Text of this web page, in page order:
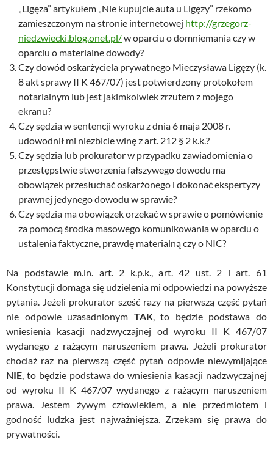
„Ligęza” artykułem „Nie kupujcie auta u Ligęzy” rzekomo
zamieszczonym na stronie internetowej http://grzegorz-
niedzwiecki.blog.onet.pl/w oparciu o domniemania czy w
oparciu o materialne dowody?
Czy dowód oskarżyciela prywatnego Mieczysława Ligęzy (k.
8 akt sprawy II K 467/07) jest potwierdzony protokołem
notarialnym lub jest jakimkolwiek zrzutem z mojego
ekranu?
Czy sędzia w sentencji wyroku z dnia 6 maja 2008 r.
udowodnił mi niezbicie winę z art. 212 § 2 k.k.?
Czy sędzia lub prokurator w przypadku zawiadomienia o
przestępstwie stworzenia fałszywego dowodu ma
obowiązek przesłuchać oskarżonego i dokonać ekspertyzy
prawnej jedynego dowodu w sprawie?
Czy sędzia ma obowiązek orzekać w sprawie o pomówienie
za pomocą środka masowego komunikowania w oparciu o
ustalenia faktyczne, prawdę materialną czy o NIC?
Na podstawie m.in. art. 2 k.p.k., art. 42 ust. 2 i art. 61
Konstytucji domaga się udzielenia mi odpowiedzi na powyższe
pytania. Jeżeli prokurator sześć razy na pierwszą część pytań
nie odpowie uzasadnionym TAK, to będzie podstawa do
wniesienia kasacji nadzwyczajnej od wyroku II K 467/07
wydanego z rażącym naruszeniem prawa. Jeżeli prokurator
chociaż raz na pierwszą część pytań odpowie niewymijające
NIE , to będzie podstawa do wniesienia kasacji nadzwyczajnej
od wyroku II K 467/07 wydanego z rażącym naruszeniem
prawa. Jestem żywym człowiekiem, a nie przedmiotem i
godność ludzka jest najważniejsza. Zrzekam się prawa do
prywatności.